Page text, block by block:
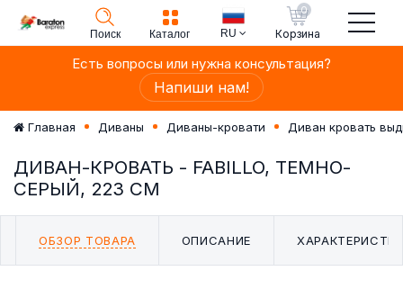
Поиск Каталог RU
0
Корзина
Есть вопросы или нужна консультация?
Напиши нам!
Главная Диваны Диваны-кровати Диван кровать
ДИВАН-КРОВАТЬ - FABILLO, ТЕМНО-
СЕРЫЙ, 223 СМ
ОБЗОР ТОВАРА ОПИСАНИЕ